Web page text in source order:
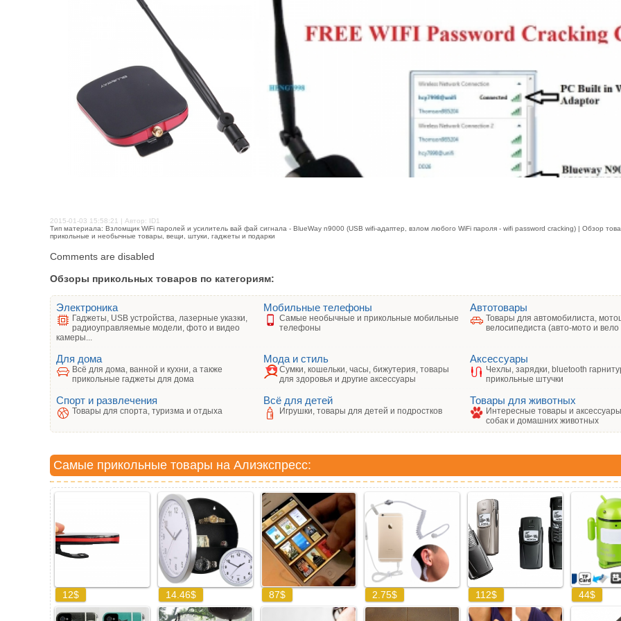
2015-01-03 15:58:21 | Автор: ID1
Тип материала: Взломщик WiFi паролей и усилитель вай фай сигнала - BlueWay n9000 (USB wifi-адаптер, взлом любого WiFi пароля - wifi password cracking) | Обзор
прикольные и необычные товары, вещи, штуки, гаджеты и подарки
Comments are disabled
Обзоры прикольных товаров по категориям:
Электроника
Гаджеты, USB устройства, лазерные указки,
радиоуправляемые модели, фото и видео
камеры...
Мобильные телефоны
Самые необычные и прикольные мобильные
телефоны
Автотовары
Товары для автомобилиста,
велосипедиста (авто-мото и
Для дома
Всё для дома, ванной и кухни, а также
прикольные гаджеты для дома
Мода и стиль
Сумки, кошельки, часы, бижутерия, товары
для здоровья и другие аксессуары
Аксессуары
Чехлы, зарядки, bluetooth
прикольные штучки
Спорт и развлечения
Товары для спорта, туризма и отдыха
Всё для детей
Игрушки, товары для детей и подростков
Товары для животных
Интересные товары и
собак и домашних животных
Самые прикольные товары на Алиэкспресс: